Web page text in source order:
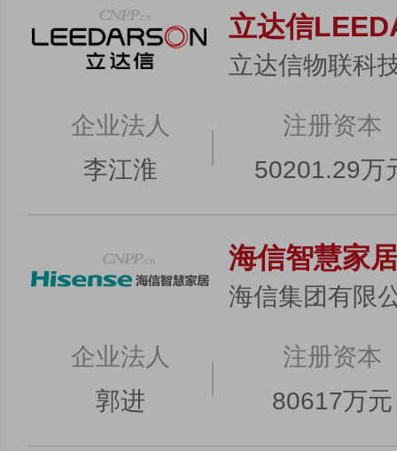
立达信
立达信物联科
企业法人
李江淮
注册资本
50201.29万
海信智慧家
海信集团有限
企业法人
郭进
注册资本
80617万元